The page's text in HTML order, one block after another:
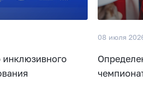
08 июля